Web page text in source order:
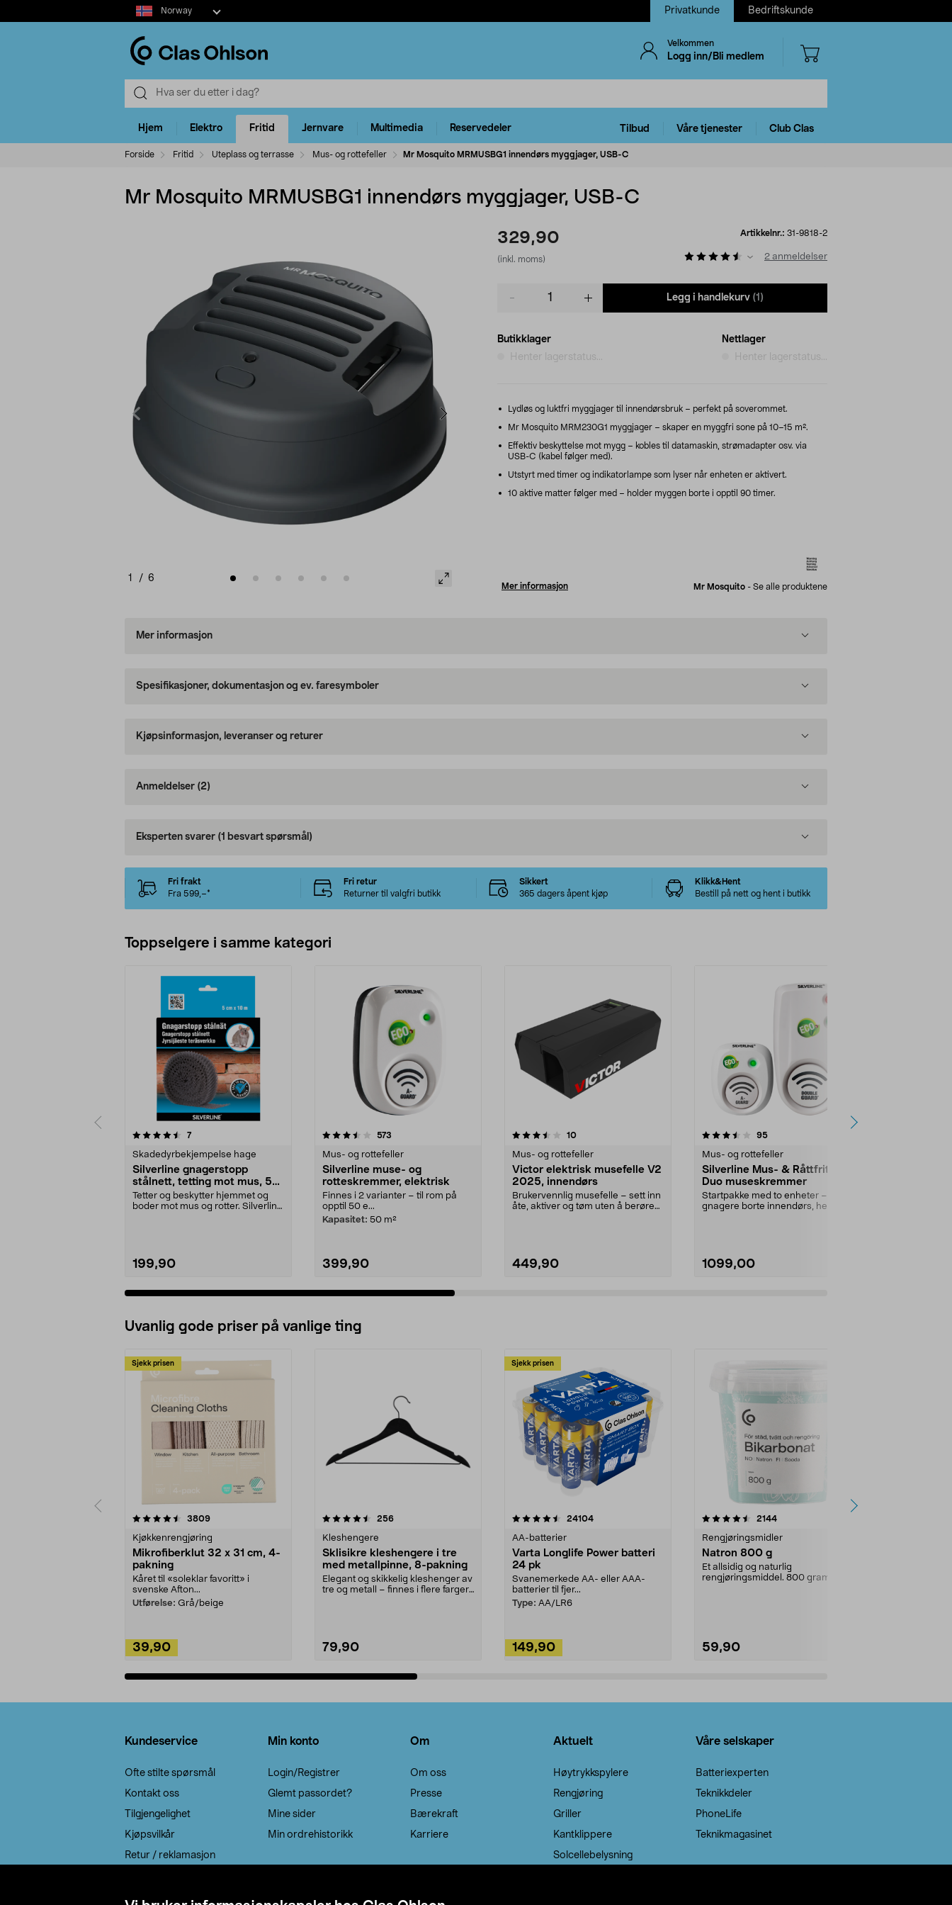
Select
market
Norway Privatkunde Bedriftskunde
Velkommen
Logg inn/Bli medlem
Hjem Elektro Fritid Jernvare Multimedia Reservedeler Tilbud Våre tjenester Club Clas
Forside Fritid Uteplass og terrasse Mus- og rottefeller Mr Mosquito MRMUSBG1 innendørs myggjager, USB-C
Mr Mosquito MRMUSBG1 innendørs myggjager, USB-C
1 / 6
329,90
(inkl. moms)
Artikkelnr.: 31-9818-2
2 anmeldelser
Legg i handlekurv (1)
Butikklager
Henter lagerstatus...
Nettlager
Henter lagerstatus...
Lydløs og luktfri myggjager til innendørsbruk – perfekt på soverommet.
Mr Mosquito MRM230G1 myggjager – skaper en myggfri sone på 10–15 m².
Effektiv beskyttelse mot mygg – kobles til datamaskin, strømadapter osv. via
USB-C (kabel følger med).
Utstyrt med timer og indikatorlampe som lyser når enheten er aktivert.
10 aktive matter følger med – holder myggen borte i opptil 90 timer.
Mer informasjon Mr Mosquito - Se alle produktene
Mer informasjon
Spesifikasjoner, dokumentasjon og ev. faresymboler
Kjøpsinformasjon, leveranser og returer
Anmeldelser (2)
Eksperten svarer (1 besvart spørsmål)
Fri frakt
Fra 599,–*
Fri retur
Returner til valgfri butikk
Sikkert
365 dagers åpent kjøp
Klikk&Hent
Bestill på nett og hent i butikk
Toppselgere i samme kategori
7anmeldelser
Skadedyrbekjempelse hage
Silverline gnagerstopp
stålnett, tetting mot mus, 5
cm x 10 m
Tetter og beskytter hjemmet og
boder mot mus og rotter. Silverline
199,90
3.5 av 5 stjerner 573
Mus- og rottefeller
Silverline muse- og
rotteskremmer, elektrisk
Finnes i 2 varianter – til rom på
opptil 50 e...
Kapasitet: 50 m²
399,90
3.5 av 5 stjerner 10anmeldelser
Mus- og rottefeller
Victor elektrisk musefelle V2
2025, innendørs
Brukervennlig musefelle – sett inn
åte, aktiver og tøm uten å berøre
449,90
3.5 av 5 stjerner 95anmeldelser
Mus- og rottefeller
Silverline Mus- & Råttfritt
Duo museskremmer
Startpakke med to enheter – hold
gnagere borte innendørs, helt
1099,00
3.5 av 5 stjerner
Uvanlig gode priser på vanlige ting
Sjekk prisen
3809anmeldelser
Kjøkkenrengjøring
Mikrofiberklut 32 x 31 cm, 4-
pakning
Kåret til «soleklar favoritt» i
svenske Afton...
Utførelse: Grå/beige
39,90
4.5av 5 stjerner 256anmeldelser
Kleshengere
Sklisikre kleshengere i tre
med metallpinne, 8-pakning
Elegant og skikkelig kleshenger av
tre og metall – finnes i flere farger.
79,90
Sjekk prisen
4.5av 5 stjerner 24104anmeldelser
AA-batterier
Varta Longlife Power batteri
24 pk
Svanemerkede AA- eller AAA-
batterier til fjer...
Type: AA/LR6
149,90
4.5av 5 stjerner 2144anmeldelser
Rengjøringsmidler
Natron 800 g
Et allsidig og naturlig
rengjøringsmiddel. 800 gram
59,90
4.0av 5 stjerner
Kundeservice
Ofte stilte spørsmål
Kontakt oss
Tilgjengelighet
Kjøpsvilkår
Retur / reklamasjon
Min konto
Login/Registrer
Glemt passordet?
Mine sider
Min ordrehistorikk
Om
Om oss
Presse
Bærekraft
Karriere
Aktuelt
Høytrykkspylere
Rengjøring
Griller
Kantklippere
Solcellebelysning
Våre selskaper
Batteriexperten
Teknikkdeler
PhoneLife
Teknikmagasinet